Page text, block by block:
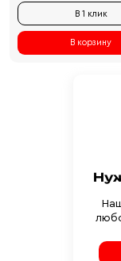
В 1 клик
В корзину